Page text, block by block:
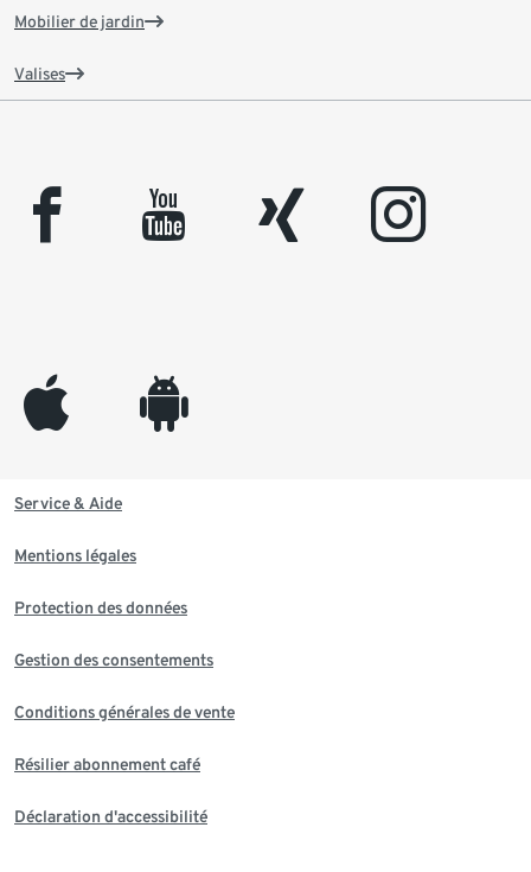
Mobilier de jardin
Valises
facebook youtube xing instagram
appleinc android
Service & Aide
Mentions légales
Protection des données
Gestion des consentements
Conditions générales de vente
Résilier abonnement café
Déclaration d'accessibilité